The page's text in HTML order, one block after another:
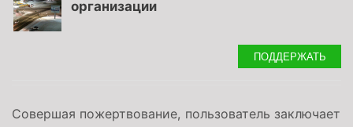
организации
ПОДДЕРЖАТЬ
Совершая пожертвование, пользователь заключает